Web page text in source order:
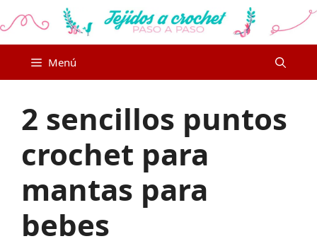
al
Menú
2 sencillos puntos
crochet para
mantas para
bebes